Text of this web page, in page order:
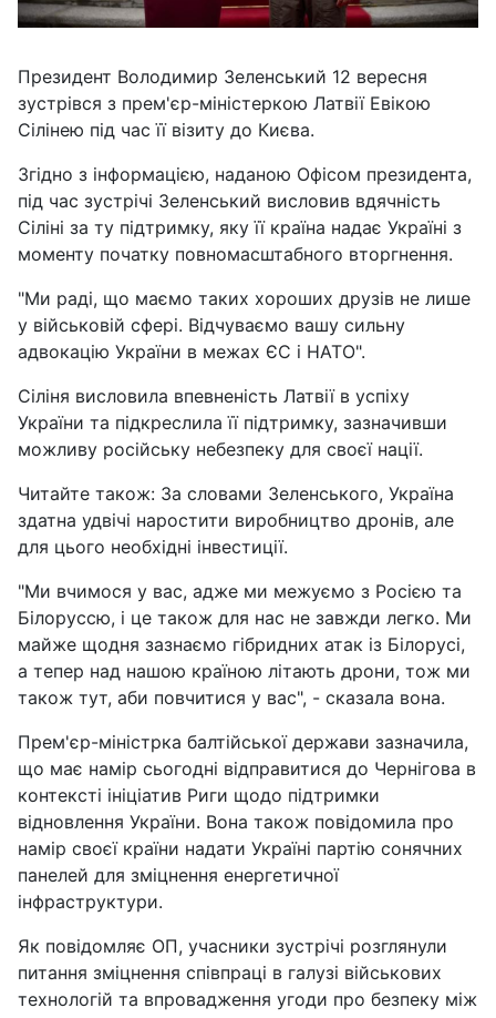
Президент Володимир Зеленський 12 вересня
зустрівся з прем'єр-міністеркою Латвії Евікою
Сілінею під час її візиту до Києва.
Згідно з інформацією, наданою Офісом президента,
під час зустрічі Зеленський висловив вдячність
Сіліні за ту підтримку, яку її країна надає Україні з
моменту початку повномасштабного вторгнення.
"Ми раді, що маємо таких хороших друзів не лише
у військовій сфері. Відчуваємо вашу сильну
адвокацію України в межах ЄС і НАТО".
Сіліня висловила впевненість Латвії в успіху
України та підкреслила її підтримку, зазначивши
можливу російську небезпеку для своєї нації.
Читайте також: За словами Зеленського, Україна
здатна удвічі наростити виробництво дронів, але
для цього необхідні інвестиції.
"Ми вчимося у вас, адже ми межуємо з Росією та
Білоруссю, і це також для нас не завжди легко. Ми
майже щодня зазнаємо гібридних атак із Білорусі,
а тепер над нашою країною літають дрони, тож ми
також тут, аби повчитися у вас", - сказала вона.
Прем'єр-міністрка балтійської держави зазначила,
що має намір сьогодні відправитися до Чернігова в
контексті ініціатив Риги щодо підтримки
відновлення України. Вона також повідомила про
намір своєї країни надати Україні партію сонячних
панелей для зміцнення енергетичної
інфраструктури.
Як повідомляє ОП, учасники зустрічі розглянули
питання зміцнення співпраці в галузі військових
технологій та впровадження угоди про безпеку між